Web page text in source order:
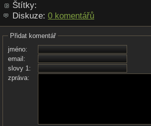
Štítky:
Diskuze: 0 komentářů
Přidat komentář
jméno:
email:
slovy 1:
zpráva: